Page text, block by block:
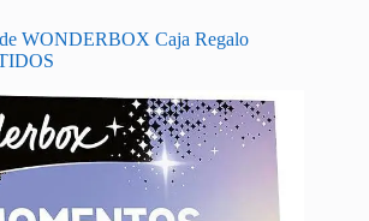
WONDERBOX Caja Regalo